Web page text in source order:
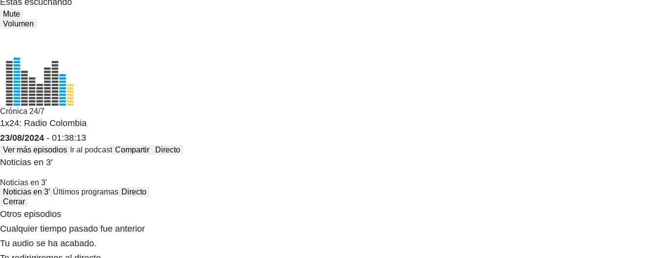
Estas escuchando
Mute
Volumen
Crónica 24/7
1x24: Radio Colombia
23/08/2024 - 01:38:13
Ver más episodios Ir al podcast Compartir Directo
Noticias en 3′
Noticias en 3′
Noticias en 3′ Últimos programas Directo
Cerrar
Otros episodios
Cualquier tiempo pasado fue anterior
Tu audio se ha acabado.